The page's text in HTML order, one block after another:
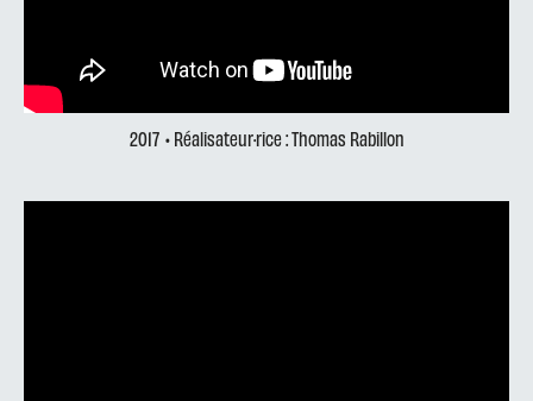
2017 • Réalisateur·rice : Thomas Rabillon